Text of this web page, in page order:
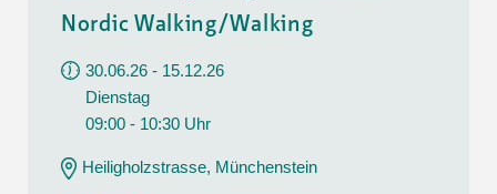
Nordic Walking/Walking
30.06.26 - 15.12.26
Dienstag
09:00 - 10:30 Uhr
Heiligholzstrasse, Münchenstein